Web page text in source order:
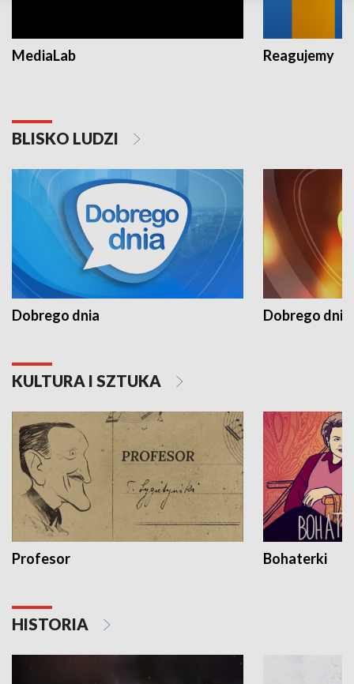
MediaLab Reagujemy
BLISKO LUDZI
Dobrego dnia Dobrego dnia
KULTURA I SZTUKA
Profesor Bohaterki
HISTORIA